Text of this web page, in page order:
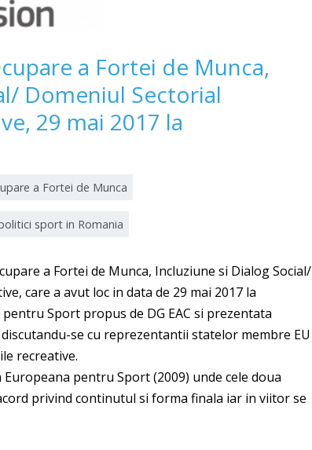
a Fortei de Munca,
Domeniul Sectorial
29 mai 2017 la
a Fortei de Munca
sport in Romania
a Fortei de Munca, Incluziune si Dialog Social/
care a avut loc in data de 29 mai 2017 la
Sport propus de DG EAC si prezentata
se cu reprezentantii statelor membre EU
recreative.
pentru Sport (2009) unde cele doua
privind continutul si forma finala iar in viitor se